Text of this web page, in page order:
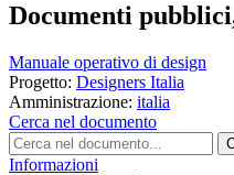
Documenti
Manuale operativo di design
Progetto: Designers Italia
Amministrazione: italia
Cerca nel documento
Informazioni